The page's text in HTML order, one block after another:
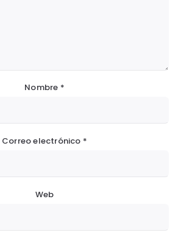
Nombre *
Correo electrónico *
Web